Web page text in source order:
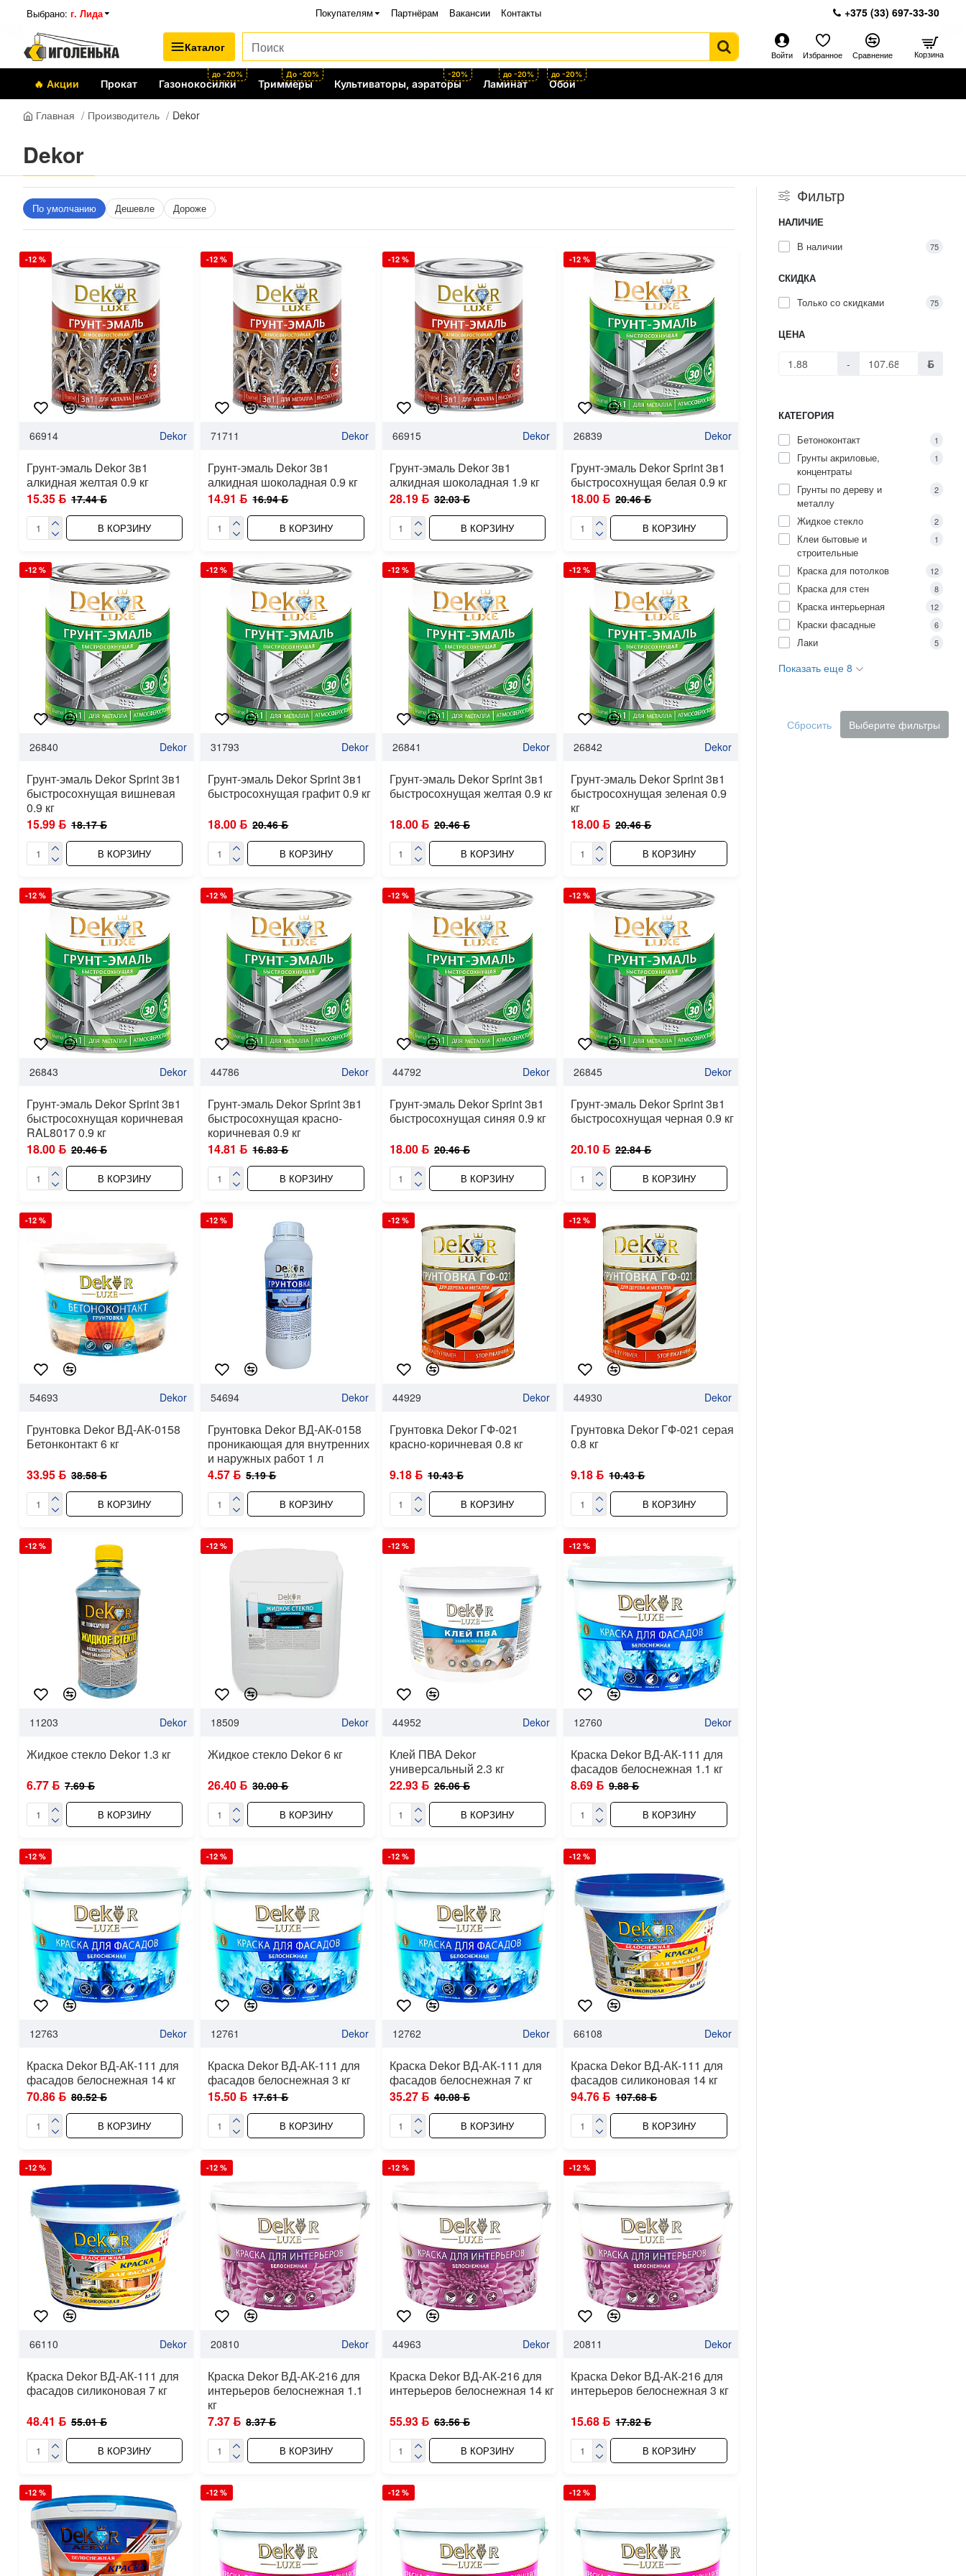
Выбрано: г. Лида Покупателям Партнёрам Вакансии Контакты +375 (33) 697-33-30
Каталог
Войти Избранное Сравнение Корзина
🔥 Акции Прокат Газонокосилки
до -20%
Триммеры
До -20%
Культиваторы, аэраторы
-20%
Ламинат
до -20%
Обои
до -20%
Главная Производитель Dekor
Dekor
По умолчанию Дешевле Дороже
-12 %
66914 Dekor
Грунт-эмаль Dekor 3в1
алкидная желтая 0.9 кг
15.35 ƃ 17.44 ƃ
В КОРЗИНУ
-12 %
71711 Dekor
Грунт-эмаль Dekor 3в1
алкидная шоколадная 0.9 кг
14.91 ƃ 16.94 ƃ
В КОРЗИНУ
-12 %
66915 Dekor
Грунт-эмаль Dekor 3в1
алкидная шоколадная 1.9 кг
28.19 ƃ 32.03 ƃ
В КОРЗИНУ
-12 %
26839 Dekor
Грунт-эмаль Dekor Sprint 3в1
быстросохнущая белая 0.9 кг
18.00 ƃ 20.46 ƃ
В КОРЗИНУ
-12 %
26840 Dekor
Грунт-эмаль Dekor Sprint 3в1
быстросохнущая вишневая
0.9 кг
15.99 ƃ 18.17 ƃ
В КОРЗИНУ
-12 %
31793 Dekor
Грунт-эмаль Dekor Sprint 3в1
быстросохнущая графит 0.9 кг
18.00 ƃ 20.46 ƃ
В КОРЗИНУ
-12 %
26841 Dekor
Грунт-эмаль Dekor Sprint 3в1
быстросохнущая желтая 0.9 кг
18.00 ƃ 20.46 ƃ
В КОРЗИНУ
-12 %
26842 Dekor
Грунт-эмаль Dekor Sprint 3в1
быстросохнущая зеленая 0.9
кг
18.00 ƃ 20.46 ƃ
В КОРЗИНУ
-12 %
26843 Dekor
Грунт-эмаль Dekor Sprint 3в1
быстросохнущая коричневая
RAL8017 0.9 кг
18.00 ƃ 20.46 ƃ
В КОРЗИНУ
-12 %
44786 Dekor
Грунт-эмаль Dekor Sprint 3в1
быстросохнущая красно-
коричневая 0.9 кг
14.81 ƃ 16.83 ƃ
В КОРЗИНУ
-12 %
44792 Dekor
Грунт-эмаль Dekor Sprint 3в1
быстросохнущая синяя 0.9 кг
18.00 ƃ 20.46 ƃ
В КОРЗИНУ
-12 %
26845 Dekor
Грунт-эмаль Dekor Sprint 3в1
быстросохнущая черная 0.9 кг
20.10 ƃ 22.84 ƃ
В КОРЗИНУ
-12 %
54693 Dekor
Грунтовка Dekor ВД-АК-0158
Бетонконтакт 6 кг
33.95 ƃ 38.58 ƃ
В КОРЗИНУ
-12 %
54694 Dekor
Грунтовка Dekor ВД-АК-0158
проникающая для внутренних
и наружных работ 1 л
4.57 ƃ 5.19 ƃ
В КОРЗИНУ
-12 %
44929 Dekor
Грунтовка Dekor ГФ-021
красно-коричневая 0.8 кг
9.18 ƃ 10.43 ƃ
В КОРЗИНУ
-12 %
44930 Dekor
Грунтовка Dekor ГФ-021 серая
0.8 кг
9.18 ƃ 10.43 ƃ
В КОРЗИНУ
-12 %
11203 Dekor
Жидкое стекло Dekor 1.3 кг
6.77 ƃ 7.69 ƃ
В КОРЗИНУ
-12 %
18509 Dekor
Жидкое стекло Dekor 6 кг
26.40 ƃ 30.00 ƃ
В КОРЗИНУ
-12 %
44952 Dekor
Клей ПВА Dekor
универсальный 2.3 кг
22.93 ƃ 26.06 ƃ
В КОРЗИНУ
-12 %
12760 Dekor
Краска Dekor ВД-АК-111 для
фасадов белоснежная 1.1 кг
8.69 ƃ 9.88 ƃ
В КОРЗИНУ
-12 %
12763 Dekor
Краска Dekor ВД-АК-111 для
фасадов белоснежная 14 кг
70.86 ƃ 80.52 ƃ
В КОРЗИНУ
-12 %
12761 Dekor
Краска Dekor ВД-АК-111 для
фасадов белоснежная 3 кг
15.50 ƃ 17.61 ƃ
В КОРЗИНУ
-12 %
12762 Dekor
Краска Dekor ВД-АК-111 для
фасадов белоснежная 7 кг
35.27 ƃ 40.08 ƃ
В КОРЗИНУ
-12 %
66108 Dekor
Краска Dekor ВД-АК-111 для
фасадов силиконовая 14 кг
94.76 ƃ 107.68 ƃ
В КОРЗИНУ
-12 %
66110 Dekor
Краска Dekor ВД-АК-111 для
фасадов силиконовая 7 кг
48.41 ƃ 55.01 ƃ
В КОРЗИНУ
-12 %
20810 Dekor
Краска Dekor ВД-АК-216 для
интерьеров белоснежная 1.1
кг
7.37 ƃ 8.37 ƃ
В КОРЗИНУ
-12 %
44963 Dekor
Краска Dekor ВД-АК-216 для
интерьеров белоснежная 14 кг
55.93 ƃ 63.56 ƃ
В КОРЗИНУ
-12 %
20811 Dekor
Краска Dekor ВД-АК-216 для
интерьеров белоснежная 3 кг
15.68 ƃ 17.82 ƃ
В КОРЗИНУ
-12 % -12 % -12 % -12 %
Фильтр
НАЛИЧИЕ
В наличии
75
СКИДКА
Только со cкидками
75
ЦЕНА
- ƃ
КАТЕГОРИЯ
Бетоноконтакт
1
Грунты акриловые,
концентраты
1
Грунты по дереву и
металлу
2
Жидкое стекло 2
Клеи бытовые и
строительные
1
Краска для потолков 12
Краска для стен 8
Краска интерьерная 12
Краски фасадные 6
Лаки 5
Показать еще 8
Сбросить Выберите фильтры